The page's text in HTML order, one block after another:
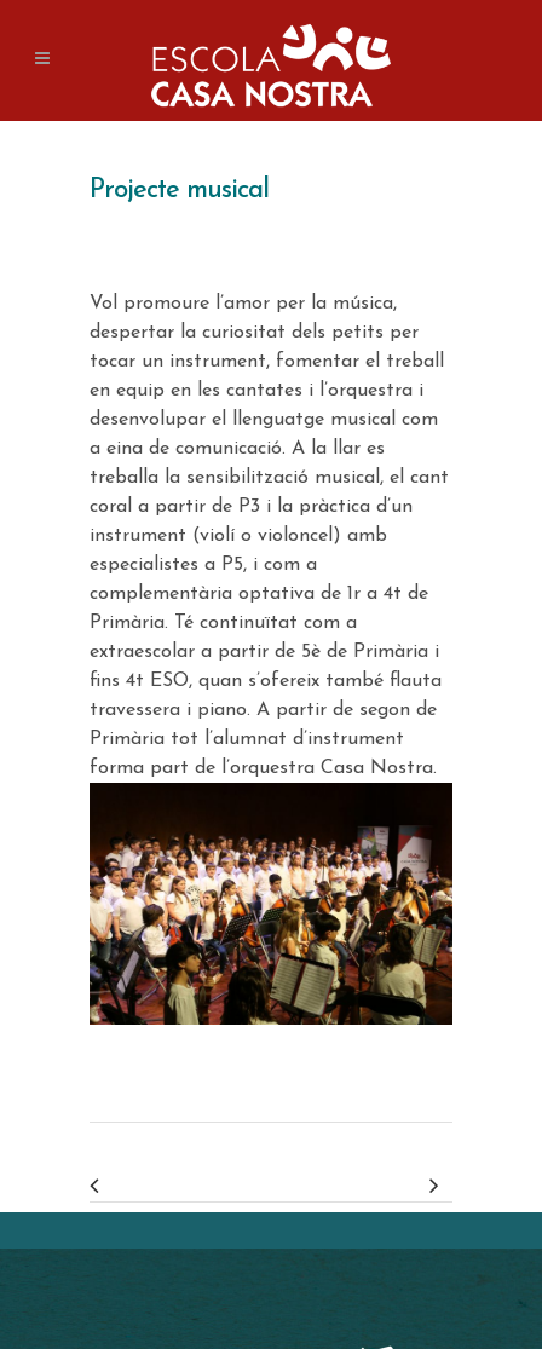
Projecte musical
Vol promoure l’amor per la música,
despertar la curiositat dels petits per
tocar un instrument, fomentar el treball
en equip en les cantates i l’orquestra i
desenvolupar el llenguatge musical com
a eina de comunicació. A la llar es
treballa la sensibilització musical, el cant
coral a partir de P3 i la pràctica d’un
instrument (violí o violoncel) amb
especialistes a P5, i com a
complementària optativa de 1r a 4t de
Primària. Té continuïtat com a
extraescolar a partir de 5è de Primària i
fins 4t ESO, quan s’ofereix també flauta
travessera i piano. A partir de segon de
Primària tot l’alumnat d’instrument
forma part de l’orquestra Casa Nostra.